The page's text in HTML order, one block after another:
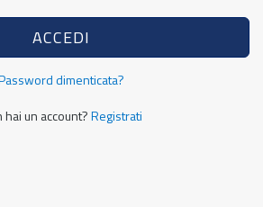
dimenticata?
hai un account?Registrati